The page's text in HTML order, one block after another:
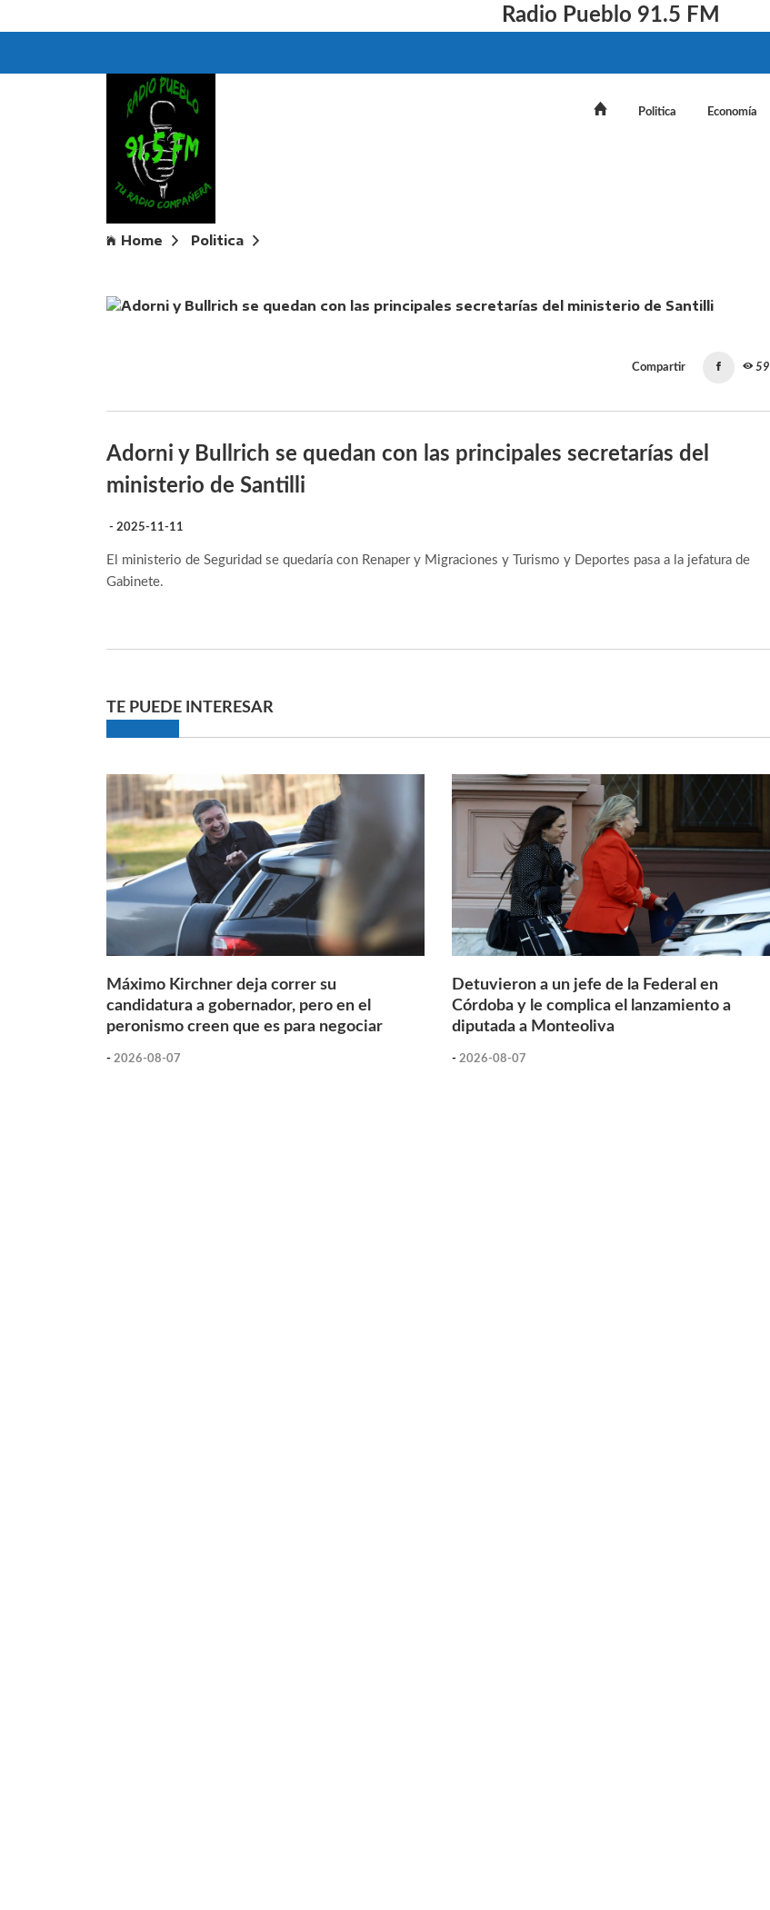
Radio Pueblo 91.5 FM
Politica Economía
Home Politica
Compartir 59
Adorni y Bullrich se quedan con las principales secretarías del
ministerio de Santilli
- 2025-11-11
El ministerio de Seguridad se quedaría con Renaper y Migraciones y Turismo y Deportes pasa a la jefatura de
Gabinete.
TE PUEDE INTERESAR
Máximo Kirchner deja correr su
candidatura a gobernador, pero en el
peronismo creen que es para negociar
- 2026-08-07
Detuvieron a un jefe de la Federal en
Córdoba y le complica el lanzamiento a
diputada a Monteoliva
- 2026-08-07